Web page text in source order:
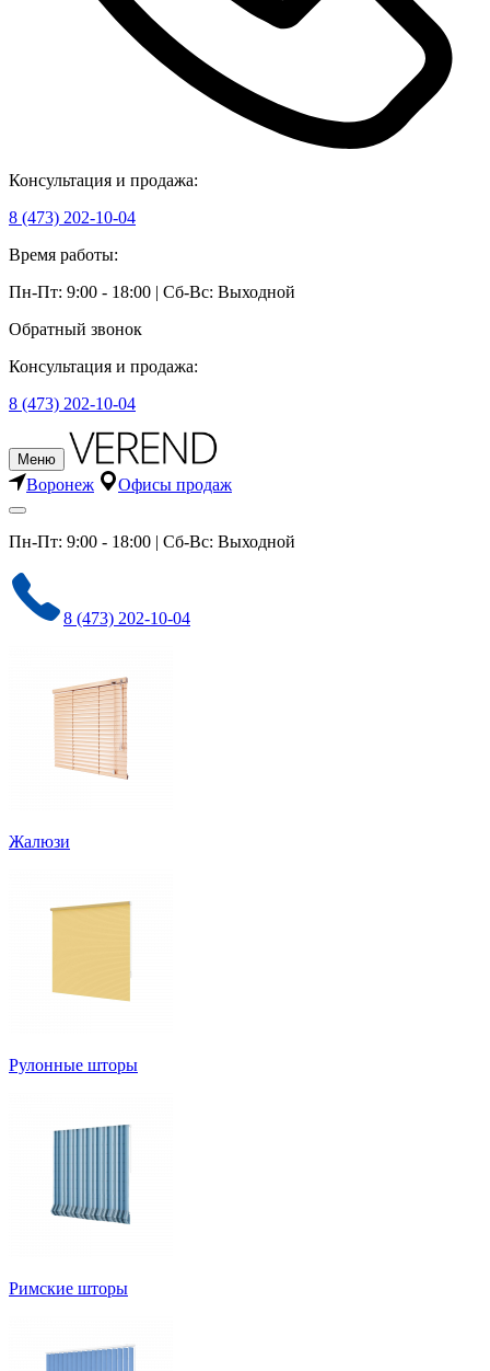
Консультация и продажа:
8 (473) 202-10-04
Время работы:
Пн-Пт: 9:00 - 18:00 | Сб-Вс: Выходной
Обратный звонок
Консультация и продажа:
8 (473) 202-10-04
Меню
Воронеж Офисы продаж
Пн-Пт: 9:00 - 18:00 | Сб-Вс: Выходной
8 (473) 202-10-04
Жалюзи
Рулонные шторы
Римские шторы